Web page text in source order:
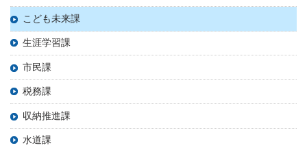
こども未来課
生涯学習課
市民課
税務課
収納推進課
水道課